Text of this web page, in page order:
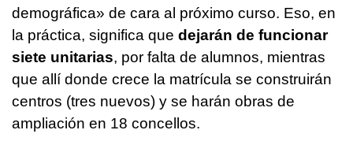
demográfica» de cara al próximo curso. Eso, en
la práctica, significa que dejarán de funcionar
siete unitarias, por falta de alumnos, mientras
que allí donde crece la matrícula se construirán
centros (tres nuevos) y se harán obras de
ampliación en 18 concellos.